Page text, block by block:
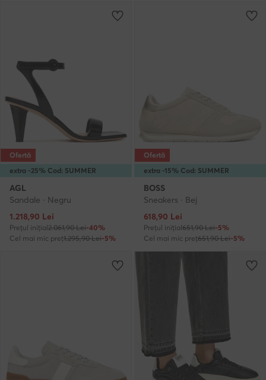
extra -25% Cod: SUMMER
Ofertă
AGL
Sandale · Negru
Prețul actual
1.218,90 Lei
Prețul inițial2.061,90 Lei-40%
Cel mai mic preț1.295,90 Lei-5%
extra -15% Cod: SUMMER
Ofertă
BOSS
Sneakers · Bej
Prețul actual
618,90 Lei
Prețul inițial651,90 Lei-5%
Cel mai mic preț651,90 Lei-5%